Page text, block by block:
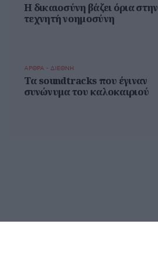
Η δικαιοσύνη βάζει όρια στην
τεχνητή νοημοσύνη
ΑΡΘΡΑ - ΔΙΕΘΝΗ
Τα soundtracks που έγιναν
συνώνυμα του καλοκαιριού